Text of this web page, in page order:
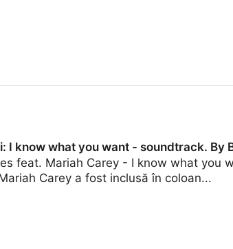
I know what you want - soundtrack. By
feat. Mariah Carey - I know what you
Carey a fost inclusă în coloan...